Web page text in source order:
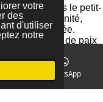
votre
des
d'utiliser
notre
vous servons le petit-
en toute sérénité,
table partagée.
et un peu de paix
afin que les plus
WhatsApp